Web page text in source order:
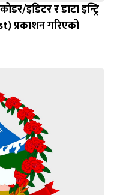
इडिटर र डाटा इन्ट्रि
प्रकाशन गरिएको